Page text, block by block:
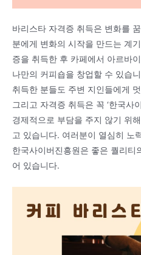
바리스타 자격증 취득은 변화를
분에게 변화의 시작을 만드는 계
증을 취득한 후 카페에서 아르바
나만의 커피숍을 창업할 수 있습
취득한 분들도 주변 지인들에게
그리고 자격증 취득은 꼭 ‘한국사
경제적으로 부담을 주지 않기 위
고 있습니다. 여러분이 열심히 노
한국사이버진흥원은 좋은 퀄리티
어 있습니다.